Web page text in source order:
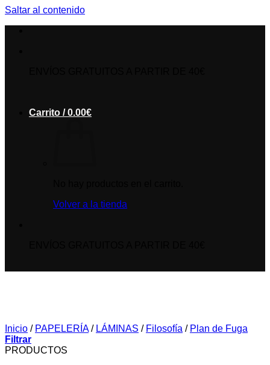
Saltar al contenido
Carrito /0.00€
Volver a la tienda
Inicio / PAPELERÍA / LÁMINAS / Filosofía / Plan de Fuga
Filtrar
PRODUCTOS